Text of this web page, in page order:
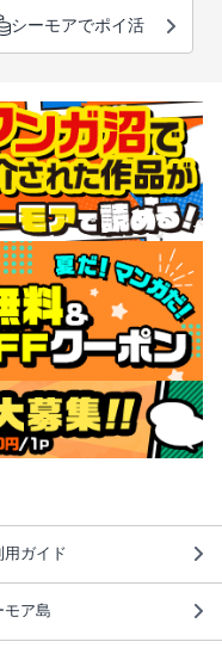
シーモアでポイ活
用ガイド
モア島